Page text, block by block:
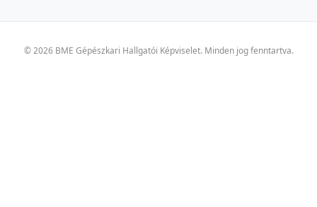
© 2026 BME Gépészkari Hallgatói Képviselet. Minden jog fenntartva.